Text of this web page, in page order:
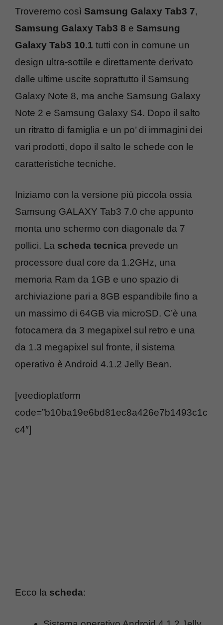
Troveremo così Samsung Galaxy Tab3 7,
Samsung Galaxy Tab3 8 e Samsung
Galaxy Tab3 10.1 tutti con in comune un
design ultra-sottile e direttamente derivato
dalle ultime uscite soprattutto il Samsung
Galaxy Note 8, ma anche Samsung Galaxy
Note 2 e Samsung Galaxy S4. Dopo il salto
un ritratto di famiglia e un po’ di immagini dei
vari prodotti, dopo il salto le schede con le
caratteristiche tecniche.
Iniziamo con la versione più piccola ossia
Samsung GALAXY Tab3 7.0 che appunto
monta uno schermo con diagonale da 7
pollici. La scheda tecnica prevede un
processore dual core da 1.2GHz, una
memoria Ram da 1GB e uno spazio di
archiviazione pari a 8GB espandibile fino a
un massimo di 64GB via microSD. C’è una
fotocamera da 3 megapixel sul retro e una
da 1.3 megapixel sul fronte, il sistema
operativo è Android 4.1.2 Jelly Bean.
[veedioplatform
code=”b10ba19e6bd81ec8a426e7b1493c1c
c4″]
Ecco la scheda: